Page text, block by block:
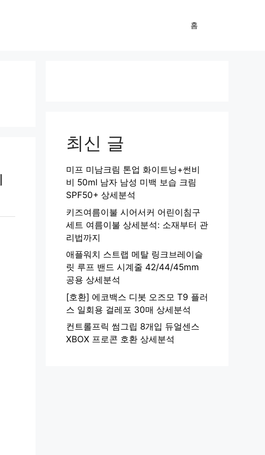
홈
최신 글
미프 미남크림 톤업 화이트닝+썬비
비 50ml 남자 남성 미백 보습 크림
SPF50+ 상세분석
키즈여름이불 시어서커 어린이침구
세트 여름이불 상세분석: 소재부터 관
리법까지
애플워치 스트랩 메탈 링크브레이슬
릿 루프 밴드 시계줄 42/44/45mm
공용 상세분석
[호환] 에코백스 디봇 오즈모 T9 플러
스 일회용 걸레포 30매 상세분석
컨트롤프릭 썸그립 8개입 듀얼센스
XBOX 프로콘 호환 상세분석